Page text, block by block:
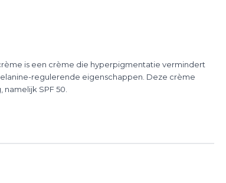
is een crème die hyperpigmentatie vermindert
regulerende eigenschappen. Deze crème
SPF 50.